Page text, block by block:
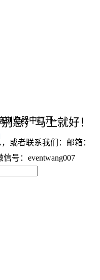
急，马上就好！
或者联系我们：邮箱：
信号：eventwang007
浏览器中打开~